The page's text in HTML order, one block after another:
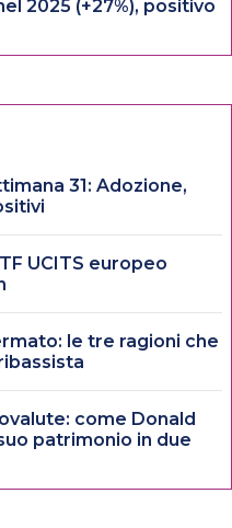
2025 (+27%), positivo
31: Adozione,
UCITS europeo
le tre ragioni che
come Donald
patrimonio in due